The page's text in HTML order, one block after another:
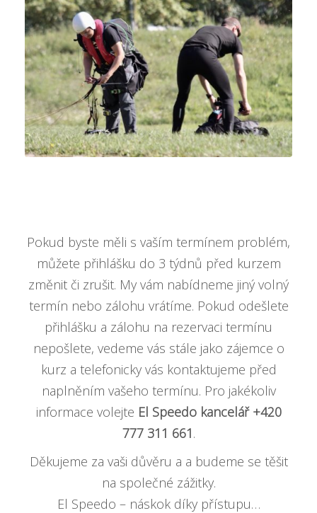
Pokud byste měli s vaším termínem problém,
můžete přihlášku do 3 týdnů před kurzem
změnit či zrušit. My vám nabídneme jiný volný
termín nebo zálohu vrátíme. Pokud odešlete
přihlášku a zálohu na rezervaci termínu
nepošlete, vedeme vás stále jako zájemce o
kurz a telefonicky vás kontaktujeme před
naplněním vašeho termínu. Pro jakékoliv
informace volejte El Speedo kancelář +420
777 311 661.
Děkujeme za vaši důvěru a a budeme se těšit
na společné zážitky.
El Speedo – náskok díky přístupu…